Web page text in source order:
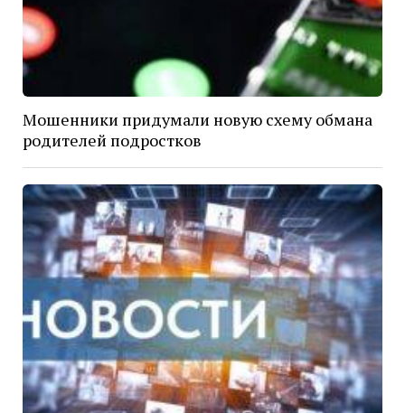
Мошенники придумали новую схему обмана
родителей подростков